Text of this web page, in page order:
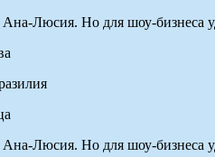
Люсия. Но для шоу-бизнеса
Люсия. Но для шоу-бизнеса